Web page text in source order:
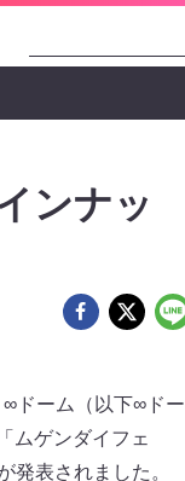
ンナッ
ドーム（以下∞ドー
ムゲンダイフェ
発表されました。